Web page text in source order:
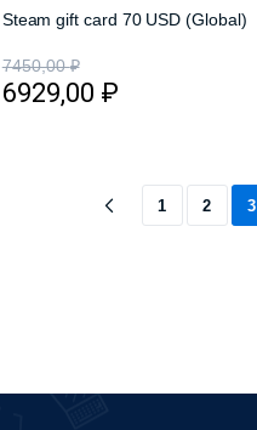
Steam gift card 70 USD (Global)
7450,00₽
6929,00 ₽
1 2 3